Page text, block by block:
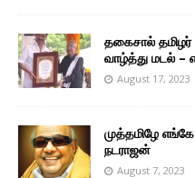
தகைசால் தமிழர்
வாழ்த்து மடல் –
August 17, 2023
முத்தமிழே
நடராஜன்
August 7, 2023